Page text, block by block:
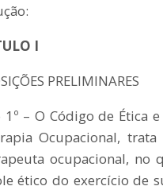
I
PRELIMINARES
– O Código de Ética
Ocupacional, trata
ocupacional, no
ético do exercício de